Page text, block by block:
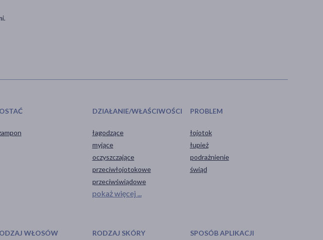
DZIAŁANIE/WŁAŚCIWOŚCI
łagodzące
myjące
oczyszczające
przeciwłojotokowe
przeciwświądowe
pokaż więcej ...
PROBLEM
łojotok
łupież
podrażnienie
świąd
WŁOSÓW RODZAJ SKÓRY SPOSÓB APLIKACJI